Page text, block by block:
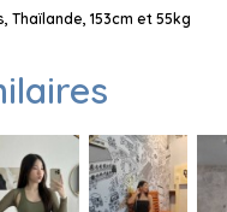
Thaïlande, 153cm et 55kg